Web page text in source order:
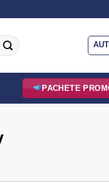
PACHETE